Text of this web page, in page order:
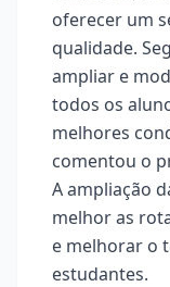
oferecer um
qualidade.
ampliar e
todos os
melhores
comentou o
A ampliação
melhor as
e melhorar o
estudantes.